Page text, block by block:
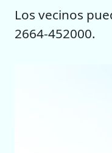
Los vecinos
2664-452000.